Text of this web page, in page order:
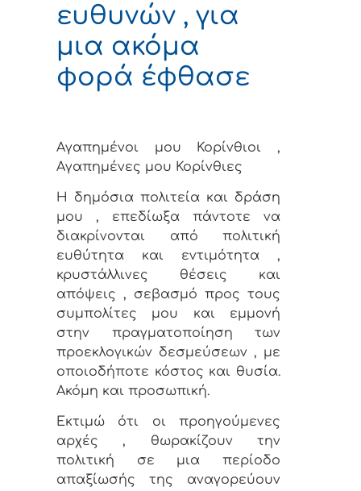
ευθυνών , για
μια ακόμα
φορά έφθασε
Αγαπημένοι μου Κορίνθιοι ,
Αγαπημένες μου Κορίνθιες
Η δημόσια πολιτεία και δράση
μου , επεδίωξα πάντοτε να
διακρίνονται από πολιτική
ευθύτητα και εντιμότητα ,
κρυστάλλινες θέσεις και
απόψεις , σεβασμό προς τους
συμπολίτες μου και εμμονή
στην πραγματοποίηση των
προεκλογικών δεσμεύσεων , με
οποιοδήποτε κόστος και θυσία.
Ακόμη και προσωπική.
Εκτιμώ ότι οι προηγούμενες
αρχές , θωρακίζουν την
πολιτική σε μια περίοδο
απαξίωσής της αναγορεύουν